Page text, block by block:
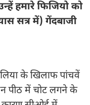
हमारे फिजियो को
सत्र में) गेंदबाजी
के खिलाफ पांचवें
पीठ में चोट लगने के